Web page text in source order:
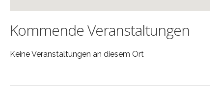
Kommende Veranstaltungen
Keine Veranstaltungen an diesem Ort